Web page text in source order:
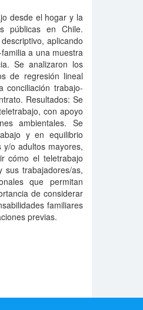
desde el hogar y la
públicas en Chile.
aplicando
a una muestra
Se analizaron los
de regresión lineal
conciliación trabajo-
Resultados: Se
con apoyo
ambientales. Se
y en equilibrio
o adultos mayores,
cómo el teletrabajo
sus trabajadores/as,
que permitan
de considerar
familiares
previas.